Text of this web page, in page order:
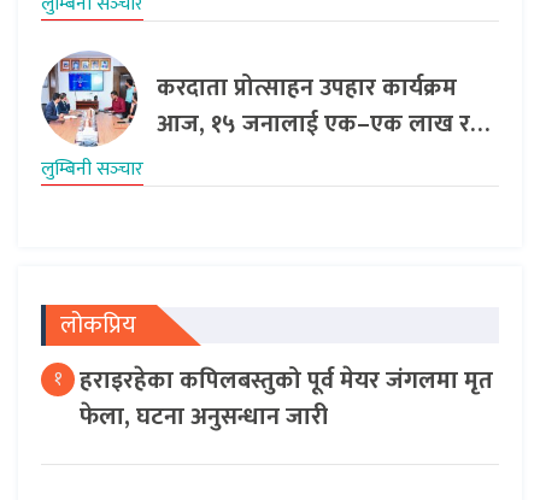
करदाता प्रोत्साहन उपहार कार्यक्रम
आज, १५ जनालाई एक–एक लाख र…
लुम्बिनी सञ्‍चार
लोकप्रिय
१ हराइरहेका कपिलबस्तुको पूर्व मेयर जंगलमा मृत
फेला, घटना अनुसन्धान जारी